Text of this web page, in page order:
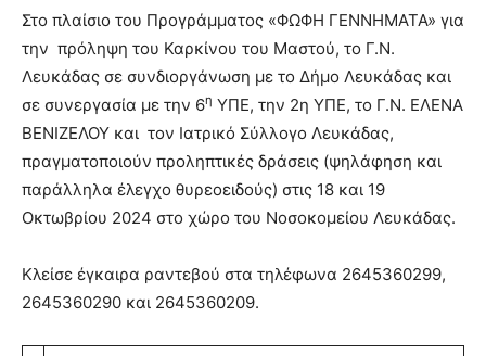
Στο πλαίσιο του Προγράμματος «ΦΩΦΗ ΓΕΝΝΗΜΑΤΑ» για
την πρόληψη του Καρκίνου του Μαστού, το Γ.Ν.
Λευκάδας σε συνδιοργάνωση με το Δήμο Λευκάδας και
σε συνεργασία με την 6η ΥΠΕ, την 2η ΥΠΕ, το Γ.Ν. ΕΛΕΝΑ
ΒΕΝΙΖΕΛΟΥ και τον Ιατρικό Σύλλογο Λευκάδας,
πραγματοποιούν προληπτικές δράσεις (ψηλάφηση και
παράλληλα έλεγχο θυρεοειδούς) στις 18 και 19
Οκτωβρίου 2024 στο χώρο του Νοσοκομείου Λευκάδας.
Κλείσε έγκαιρα ραντεβού στα τηλέφωνα 2645360299,
2645360290 και 2645360209.